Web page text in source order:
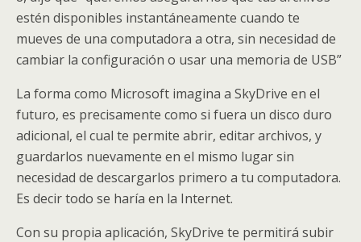
estén disponibles instantáneamente cuando te
mueves de una computadora a otra, sin necesidad de
cambiar la configuración o usar una memoria de USB”
La forma como Microsoft imagina a SkyDrive en el
futuro, es precisamente como si fuera un disco duro
adicional, el cual te permite abrir, editar archivos, y
guardarlos nuevamente en el mismo lugar sin
necesidad de descargarlos primero a tu computadora.
Es decir todo se haría en la Internet.
Con su propia aplicación, SkyDrive te permitirá subir